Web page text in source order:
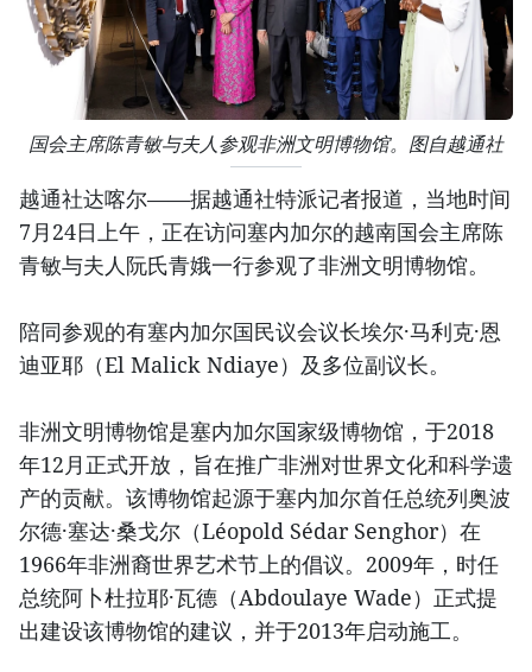
国会主席陈青敏与夫人参观非洲文明博物馆。图自越通社
越通社达喀尔——据越通社特派记者报道，当地时间
7月24日上午，正在访问塞内加尔的越南国会主席陈
青敏与夫人阮氏青娥一行参观了非洲文明博物馆。
陪同参观的有塞内加尔国民议会议长埃尔·马利克·恩
迪亚耶（El Malick Ndiaye）及多位副议长。
非洲文明博物馆是塞内加尔国家级博物馆，于2018
年12月正式开放，旨在推广非洲对世界文化和科学遗
产的贡献。该博物馆起源于塞内加尔首任总统列奥波
尔德·塞达·桑戈尔（Léopold Sédar Senghor）在
1966年非洲裔世界艺术节上的倡议。2009年，时任
总统阿卜杜拉耶·瓦德（Abdoulaye Wade）正式提
出建设该博物馆的建议，并于2013年启动施工。